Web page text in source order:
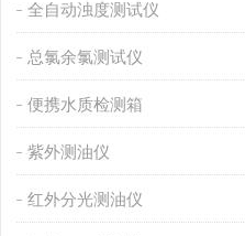
全自动浊度测试仪
总氯余氯测试仪
便携水质检测箱
紫外测油仪
红外分光测油仪